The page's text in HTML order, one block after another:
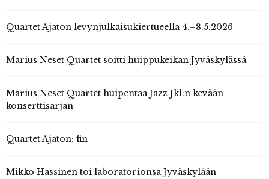
Quartet Ajaton levynjulkaisukiertueella 4.–8.5.2026
Marius Neset Quartet soitti huippukeikan Jyväskylässä
Marius Neset Quartet huipentaa Jazz Jkl:n kevään
konserttisarjan
Quartet Ajaton: fin
Mikko Hassinen toi laboratorionsa Jyväskylään